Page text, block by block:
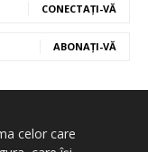
CONECTAȚI-VĂ
ABONAȚI-VĂ
celor care